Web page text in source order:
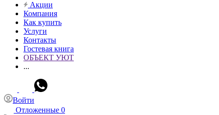
Акции
Компания
Как купить
Услуги
Контакты
Гостевая книга
ОБЪЕКТ УЮТ
...
Войти
Отложенные 0